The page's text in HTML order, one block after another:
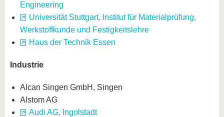
Engineering
Universität Stuttgart, Institut für Materialprüfung,
Werkstoffkunde und Festigkeitslehre
Haus der Technik Essen
Industrie
Alcan Singen GmbH, Singen
Alstom AG
Audi AG, Ingolstadt